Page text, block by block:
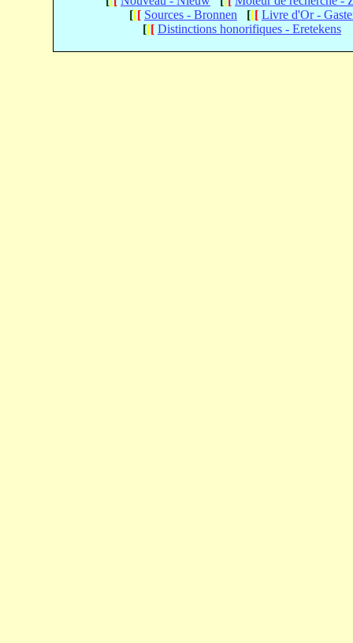
[[[ Sources - Bronnen [[[ Livre d'Or -
[[[ Distinctions honorifiques - Eretekens